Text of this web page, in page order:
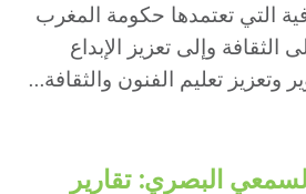
التي تعتمدها حكومة المغرب
وإلى تعزيز الإبداع
وتعزيز تعليم الفنون والثقافة...
البصري: تقارير